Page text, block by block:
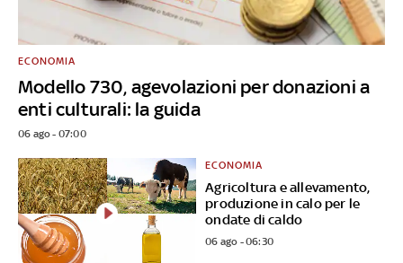
Modello 730, agevolazioni per donazioni a
enti culturali: la guida
ECONOMIA
06 ago - 07:00
Agricoltura e allevamento,
produzione in calo per le
ondate di caldo
ECONOMIA
06 ago - 06:30